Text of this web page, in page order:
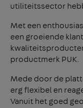
utiliteitssector
Met een
een groeiende
productmerk PUK.
Mede door de
erg flexibel en
Vanuit het goed